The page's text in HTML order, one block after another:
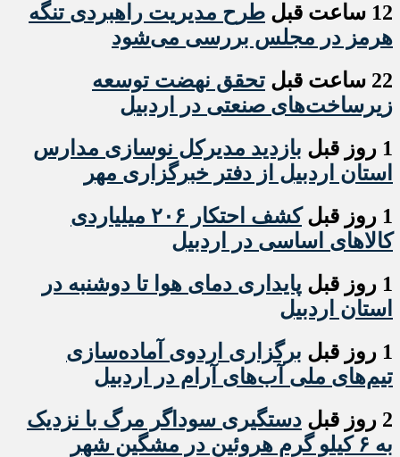
12 ساعت قبل
طرح مدیریت راهبردی تنگه
هرمز در مجلس بررسی می‌شود
22 ساعت قبل
تحقق نهضت توسعه
زیرساخت‌های صنعتی در اردبیل
1 روز قبل
بازدید مدیرکل نوسازی مدارس
استان اردبیل از دفتر خبرگزاری مهر
1 روز قبل
کشف احتکار ۲۰۶ میلیاردی
کالاهای اساسی در اردبیل
1 روز قبل
پایداری دمای هوا تا دوشنبه در
استان اردبیل
1 روز قبل
برگزاری اردوی آماده‌سازی
تیم‌های ملی آب‌های آرام در اردبیل
2 روز قبل
دستگیری سوداگر مرگ با نزدیک
به ۶ کیلو گرم هروئین در مشگین شهر